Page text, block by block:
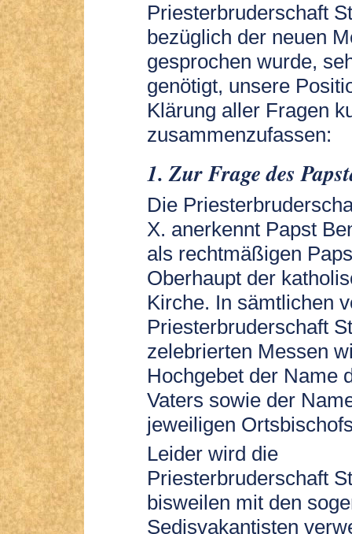
Priesterbruderschaft
bezüglich der neuen
gesprochen wurde,
genötigt, unsere
Klärung aller Fragen
zusammenzufassen:
1. Zur Frage des
Die
X. anerkennt Papst
als rechtmäßigen
Oberhaupt der
Kirche. In sämtlichen
Priesterbruderschaft
zelebrierten Messen
Hochgebet der Name
Vaters sowie der
jeweiligen
Leider wird die
Priesterbruderschaft
bisweilen mit den
Sedisvakantisten